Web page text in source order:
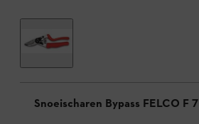
Snoeischaren Bypass FELCO F 7